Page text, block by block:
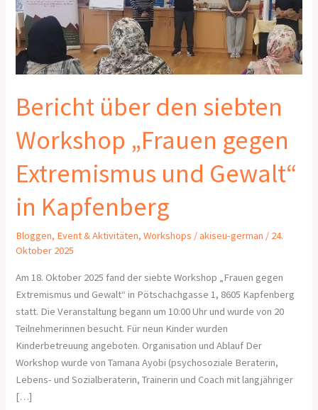
Bericht über den siebten
Workshop „Frauen gegen
Extremismus und Gewalt“
in Kapfenberg
Bloggen, Event & Aktivitäten,Workshops /akiseu-german / 24.
Oktober 2025
Am 18. Oktober 2025 fand der siebte Workshop „Frauen gegen
Extremismus und Gewalt“ in Pötschachgasse 1, 8605 Kapfenberg
statt. Die Veranstaltung begann um 10:00 Uhr und wurde von 20
Teilnehmerinnen besucht. Für neun Kinder wurden
Kinderbetreuung angeboten. Organisation und Ablauf Der
Workshop wurde von Tamana Ayobi (psychosoziale Beraterin,
Lebens- und Sozialberaterin, Trainerin und Coach mit langjähriger
[…]
gegen
Extremismus
und
Gewalt“
Kapfenberg